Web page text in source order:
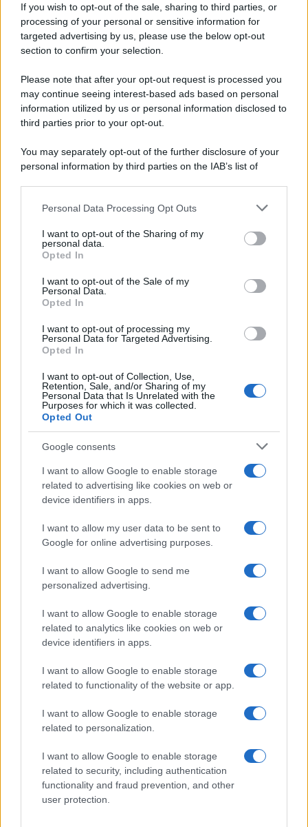
If you wish to opt-out of the sale, sharing to third parties, or
processing of your personal or sensitive information for
targeted advertising by us, please use the below opt-out
section to confirm your selection.
Please note that after your opt-out request is processed you
may continue seeing interest-based ads based on personal
information utilized by us or personal information disclosed to
third parties prior to your opt-out.
You may separately opt-out of the further disclosure of your
personal information by third parties on the IAB’s list of
This information may also be disclosed by us to third parties
disclose it to other third parties.
Please note that this website/app uses one or more Google
services and may gather and store information including but
not limited to your visit or usage behaviour. You may click to
grant or deny consent to Google and its third-party tags to
consent section.
Personal Data Processing Opt Outs
I want to opt-out of the Sharing of my
personal data.
Opted In
I want to opt-out of the Sale of my
Personal Data.
Opted In
I want to opt-out of processing my
Personal Data for Targeted Advertising.
Opted In
I want to opt-out of Collection, Use,
Retention, Sale, and/or Sharing of my
Personal Data that Is Unrelated with the
Purposes for which it was collected.
Opted Out
Google consents
I want to allow Google to enable storage
related to advertising like cookies on web or
device identifiers in apps.
I want to allow my user data to be sent to
Google for online advertising purposes.
I want to allow Google to send me
personalized advertising.
I want to allow Google to enable storage
related to analytics like cookies on web or
device identifiers in apps.
I want to allow Google to enable storage
related to functionality of the website or app.
I want to allow Google to enable storage
related to personalization.
I want to allow Google to enable storage
related to security, including authentication
functionality and fraud prevention, and other
user protection.
Pietrelcina entra ufficialmente nella rete
nazionale delle Città dell’Olio
CHI SIAMO CONTATTI PUBBLICITÀ LAVORA CON NOI
OTTO CHANNEL